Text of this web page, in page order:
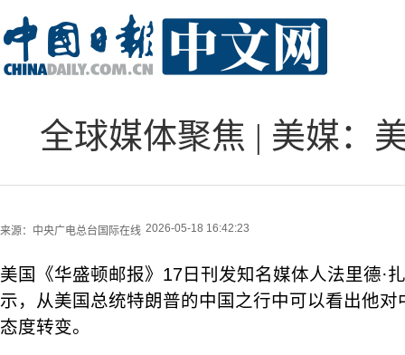
全球媒体聚焦 | 美媒：
来源： 中央广电总台国际在线 2026-05-18 16:42:23
美国《华盛顿邮报》17日刊发知名媒体人法里德·
示，从美国总统特朗普的中国之行中可以看出他
态度转变。